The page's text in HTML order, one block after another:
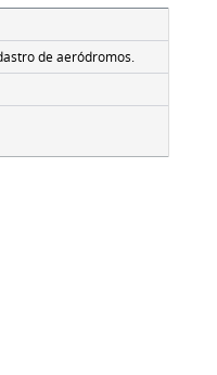
de aeródromos.